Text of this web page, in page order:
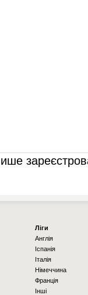
Ліги
Англія
Іспанія
Італія
Німеччина
Франція
Інші